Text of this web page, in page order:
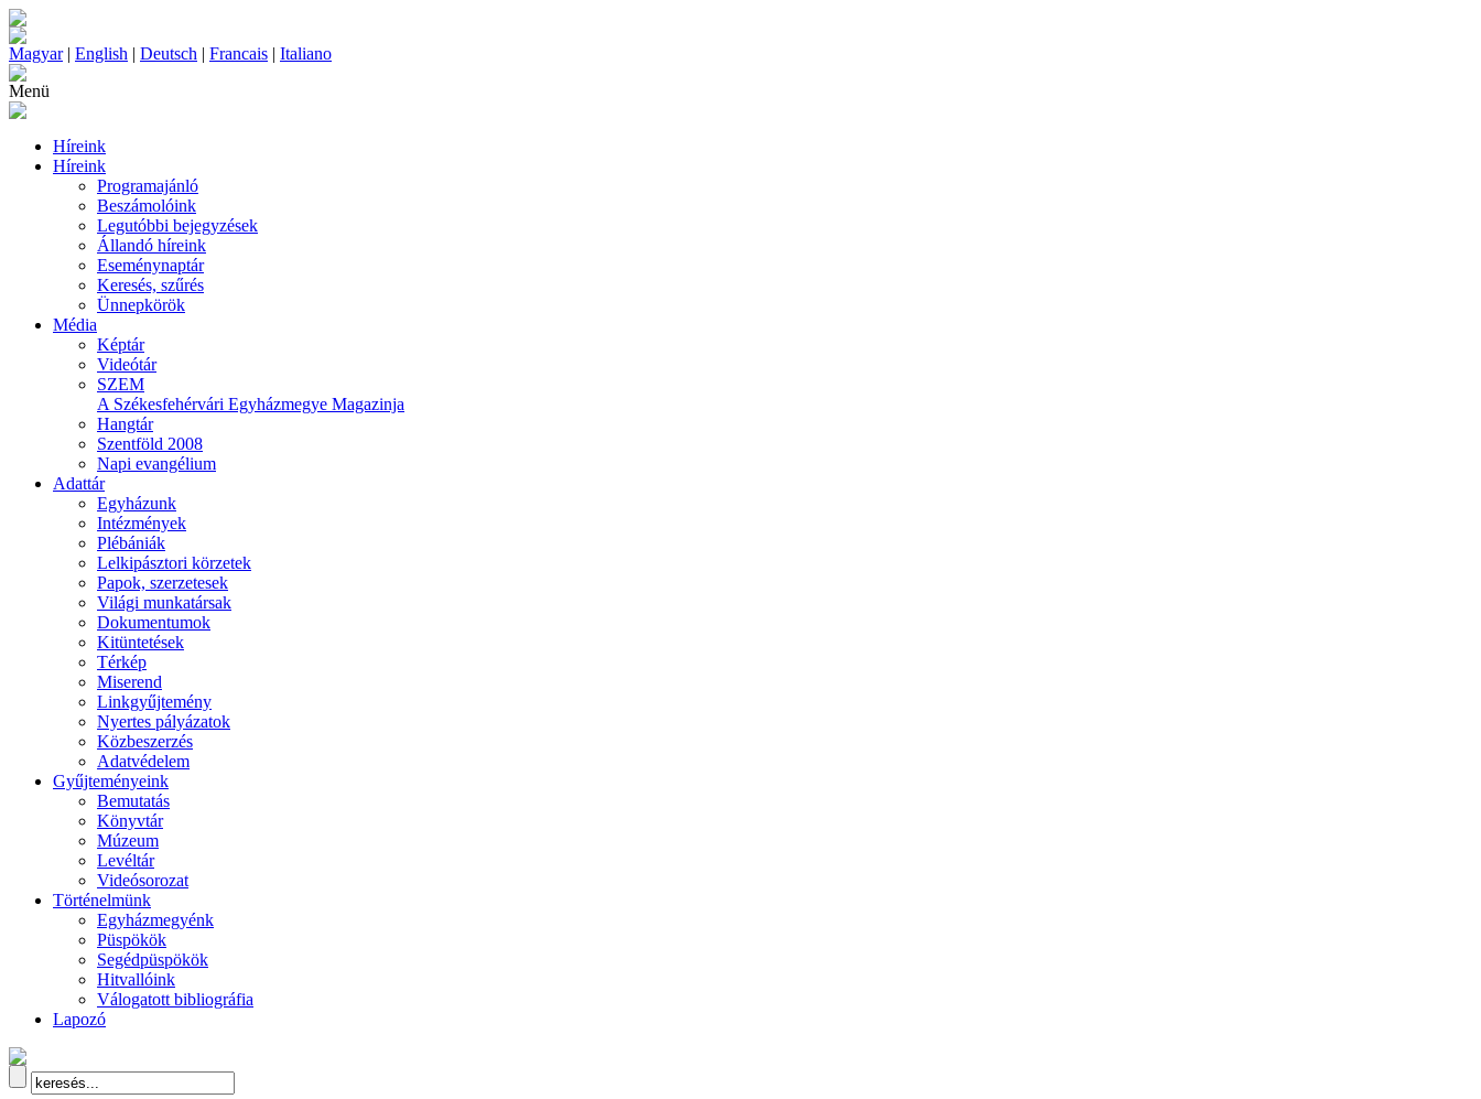
Magyar| English | Deutsch | Francais | Italiano
Menü
Híreink
Híreink
Programajánló
Beszámolóink
Legutóbbi bejegyzések
Állandó híreink
Eseménynaptár
Keresés, szűrés
Ünnepkörök
Média
Képtár
Videótár
SZEM
A Székesfehérvári Egyházmegye Magazinja
Hangtár
Szentföld 2008
Napi evangélium
Adattár
Egyházunk
Intézmények
Plébániák
Lelkipásztori körzetek
Papok, szerzetesek
Világi munkatársak
Dokumentumok
Kitüntetések
Térkép
Miserend
Linkgyűjtemény
Nyertes pályázatok
Közbeszerzés
Adatvédelem
Gyűjteményeink
Bemutatás
Könyvtár
Múzeum
Levéltár
Videósorozat
Történelmünk
Egyházmegyénk
Püspökök
Segédpüspökök
Hitvallóink
Válogatott bibliográfia
Lapozó